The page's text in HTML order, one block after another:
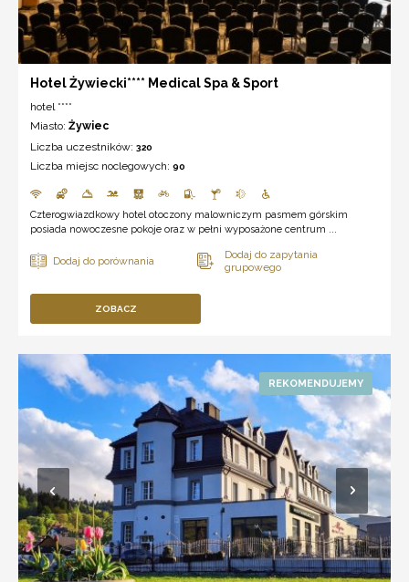
Hotel Żywiecki**** Medical Spa & Sport
hotel ****
Miasto: Żywiec
Liczba uczestników: 320
Liczba miejsc noclegowych: 90
Czterogwiazdkowy hotel otoczony malowniczym pasmem górskim
posiada nowoczesne pokoje oraz w pełni wyposażone centrum ...
ZOBACZ